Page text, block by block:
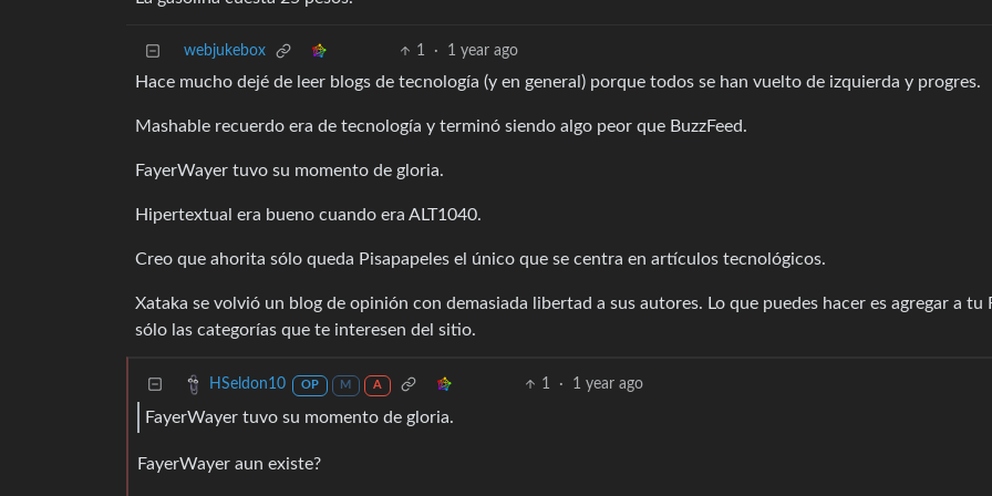
webjukebox 1 · 1 year ago
Hace mucho dejé de leer blogs de tecnología (y en general) porque todos se han vuelto de izquierda y progres.
Mashable recuerdo era de tecnología y terminó siendo algo peor que BuzzFeed.
FayerWayer tuvo su momento de gloria.
Hipertextual era bueno cuando era ALT1040.
Creo que ahorita sólo queda Pisapapeles el único que se centra en artículos tecnológicos.
Xataka se volvió un blog de opinión con demasiada libertad a sus autores. Lo que puedes hacer es agregar a tu
sólo las categorías que te interesen del sitio.
HSeldon10 OP M A 1 · 1 year ago
FayerWayer tuvo su momento de gloria.
FayerWayer aun existe?